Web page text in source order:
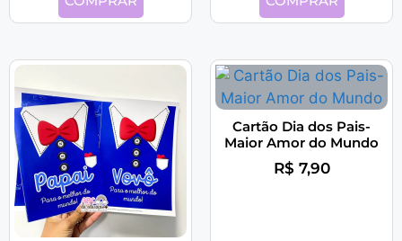
Cartão Dia dos Pais-
Maior Amor do Mundo
R$ 7,90